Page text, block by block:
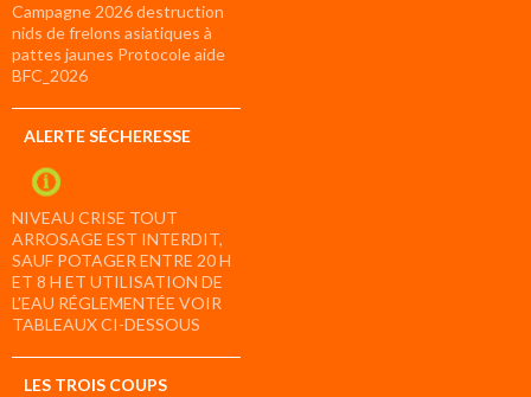
Campagne 2026 destruction
nids de frelons asiatiques à
pattes jaunes Protocole aide
BFC_2026
ALERTE SÉCHERESSE
NIVEAU CRISE TOUT
ARROSAGE EST INTERDIT,
SAUF POTAGER ENTRE 20 H
ET 8 H ET UTILISATION DE
L’EAU RÉGLEMENTÉE VOIR
TABLEAUX CI-DESSOUS
LES TROIS COUPS